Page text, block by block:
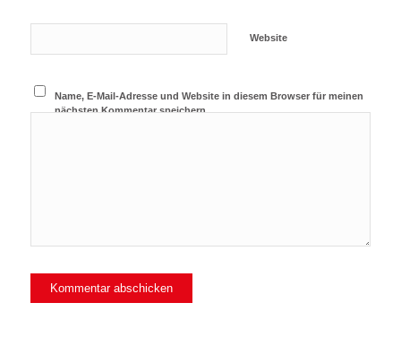
Website
Name, E-Mail-Adresse und Website in diesem Browser für meinen
nächsten Kommentar speichern.